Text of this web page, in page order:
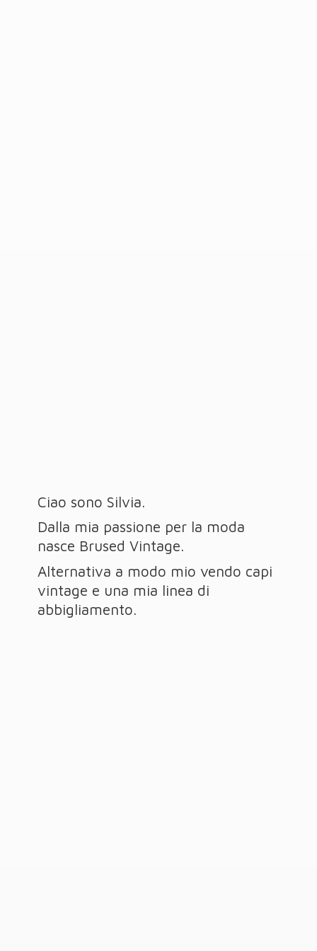
Ciao sono Silvia.
Dalla mia passione per la moda
nasce Brused Vintage.
Alternativa a modo mio vendo capi
vintage e una mia linea di
abbigliamento.